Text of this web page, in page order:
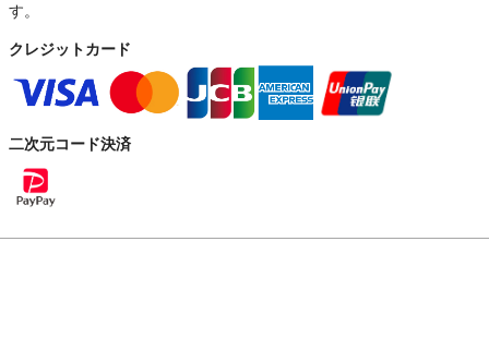
す。
クレジットカード
二次元コード決済